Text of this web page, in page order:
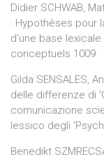
Didier SCHWAB,
: Hypothèses pour
d'une base
conceptuels 1009
Gilda SENSALES,
delle differenze di
comunicazione
lessico degli
Benedikt